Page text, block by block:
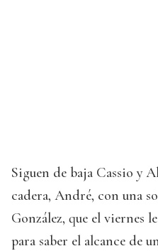
Siguen de baja Cassio y
cadera, André, con una
González, que el viernes
para saber el alcance de